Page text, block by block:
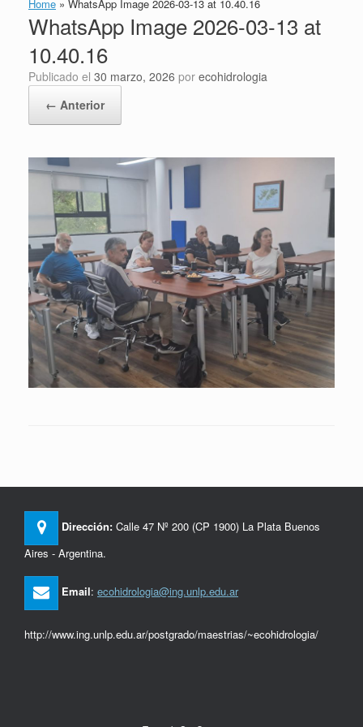
Home » WhatsApp Image 2026-03-13 at 10.40.16
WhatsApp Image 2026-03-13 at
10.40.16
Publicado el 30 marzo, 2026 por ecohidrologia
← Anterior
Dirección: Calle 47 Nº 200 (CP 1900) La Plata Buenos
Aires - Argentina.
Email: ecohidrologia@ing.unlp.edu.ar
http://www.ing.unlp.edu.ar/postgrado/maestrias/~ecohidrologia/